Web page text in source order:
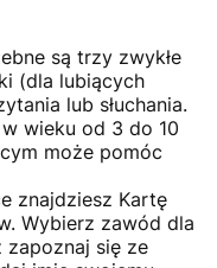
są trzy zwykłe
(dla lubiących
lub słuchania.
wieku od 3 do 10
może pomóc
znajdziesz Kartę
Wybierz zawód dla
zapoznaj się ze